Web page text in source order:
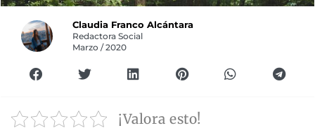
Claudia Franco Alcántara
Redactora Social
Marzo / 2020
¡Valora esto!